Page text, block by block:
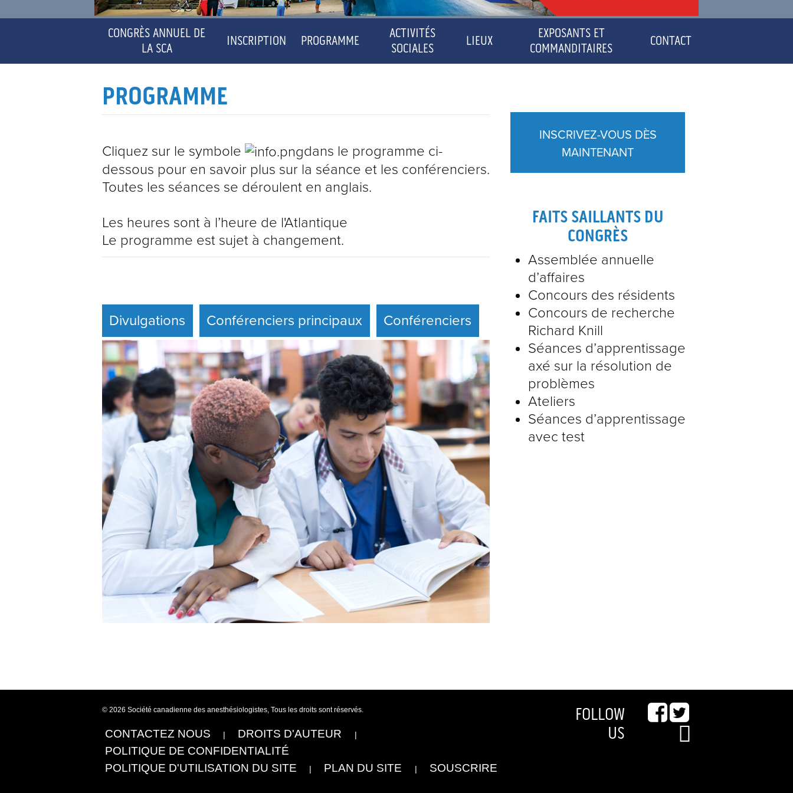
CONGRÈS ANNUEL DE
LA SCA
INSCRIPTION PROGRAMME
CONFÉRENCIERS
DIVULGATIONS
ACTIVITÉS
SOCIALES
LIEUX
EXPOSANTS ET
COMMANDITAIRES
CONTACT
PROGRAMME
CONFÉRENCIERS PRINCIPAUX
ACTIVITÉS SOCIALES
LIEUX
PROGRAMME
Cliquez sur le symbole
dans le programme ci-
dessous pour en savoir plus sur la séance et les conférenciers.
Toutes les séances se déroulent en anglais.
Les heures sont à l’heure de l'Atlantique
Le programme est sujet à changement.
Divulgations Conférenciers principaux Conférenciers
INSCRIVEZ-VOUS DÈS
MAINTENANT
FAITS SAILLANTS DU
CONGRÈS
Assemblée annuelle
d’affaires
Concours des résidents
Concours de recherche
Richard Knill
Séances d’apprentissage
axé sur la résolution de
problèmes
Ateliers
Séances d’apprentissage
avec test
© 2026 Société canadienne des anesthésiologistes, Tous les droits sont réservés.
CONTACTEZ NOUS
DROITS D'AUTEUR
POLITIQUE DE CONFIDENTIALITÉ
POLITIQUE D'UTILISATION DU SITE
PLAN DU SITE SOUSCRIRE
FOLLOW
US